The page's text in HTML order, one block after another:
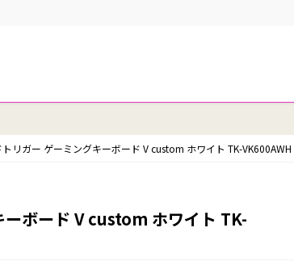
リガー ゲーミングキーボード V custom ホワイト TK-VK600AWH
ボード V custom ホワイト TK-